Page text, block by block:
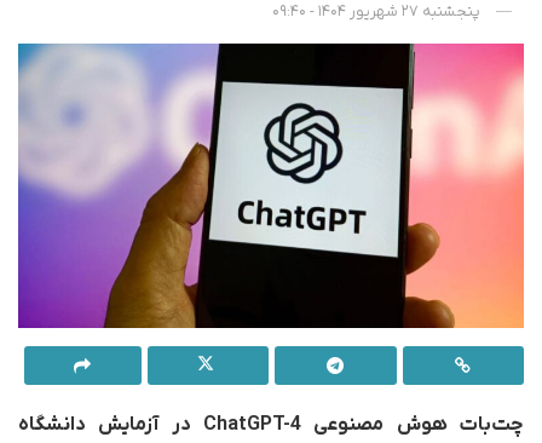
پنجشنبه 27 شهریور 1404 - 09:40
چت‌بات هوش مصنوعی ChatGPT-4 در آزمایش دانشگاه